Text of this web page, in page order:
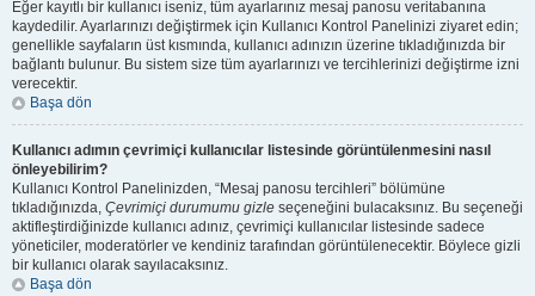
Eğer kayıtlı bir kullanıcı iseniz, tüm ayarlarınız mesaj panosu veritabanına
kaydedilir. Ayarlarınızı değiştirmek için Kullanıcı Kontrol Panelinizi ziyaret edin;
genellikle sayfaların üst kısmında, kullanıcı adınızın üzerine tıkladığınızda bir
bağlantı bulunur. Bu sistem size tüm ayarlarınızı ve tercihlerinizi değiştirme izni
verecektir.
Başa dön
Kullanıcı adımın çevrimiçi kullanıcılar listesinde görüntülenmesini nasıl
önleyebilirim?
Kullanıcı Kontrol Panelinizden, “Mesaj panosu tercihleri” bölümüne
tıkladığınızda, Çevrimiçi durumumu gizle seçeneğini bulacaksınız. Bu seçeneği
aktifleştirdiğinizde kullanıcı adınız, çevrimiçi kullanıcılar listesinde sadece
yöneticiler, moderatörler ve kendiniz tarafından görüntülenecektir. Böylece gizli
bir kullanıcı olarak sayılacaksınız.
Başa dön